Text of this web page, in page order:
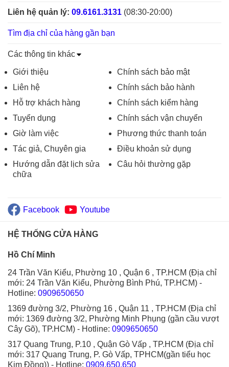
Liên hệ quản lý: 09.6161.3131 (08:30-20:00)
Tìm địa chỉ của hàng gần bạn
Các thông tin khác
Giới thiệu
Liên hệ
Hỗ trợ khách hàng
Tuyển dụng
Giờ làm việc
Tác giả, Chuyên gia
Hướng dẫn đặt lịch sửa
chữa
Chính sách bảo mật
Chính sách bảo hành
Chính sách kiểm hàng
Chính sách vận chuyển
Phương thức thanh toán
Điều khoản sử dụng
Câu hỏi thường gặp
Facebook Youtube
HỆ THỐNG CỬA HÀNG
Hồ Chí Minh
24 Trần Văn Kiểu, Phường 10 , Quận 6 , TP.HCM (Địa chỉ
mới: 24 Trần Văn Kiểu, Phường Bình Phú, TP.HCM) -
Hotline: 0909650650
1369 đường 3/2, Phường 16 , Quận 11 , TP.HCM (Địa chỉ
mới: 1369 đường 3/2, Phường Minh Phụng (gần cầu vượt
Cây Gõ), TP.HCM) - Hotline: 0909650650
317 Quang Trung, P.10 , Quận Gò Vấp , TP.HCM (Địa chỉ
mới: 317 Quang Trung, P. Gò Vấp, TPHCM(gần tiểu học
Kim Đồng)) - Hotline: 0909.650.650